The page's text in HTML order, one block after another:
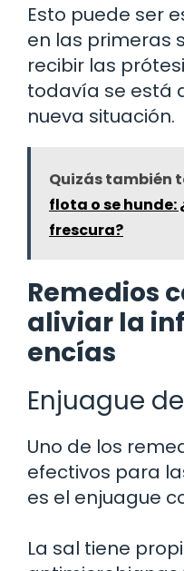
Esto puede ser
en las primeras
recibir las
todavía se está
nueva situación.
Quizás también
flota o se hunde:
frescura?
Remedios
aliviar la
encías
Enjuague
Uno de los
efectivos para
es el enjuague
La sal tiene